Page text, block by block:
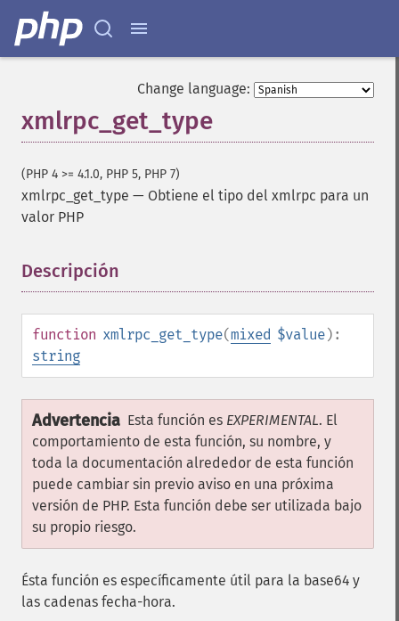
Change language:
xmlrpc_get_type
(PHP 4 >= 4.1.0, PHP 5, PHP 7)
xmlrpc_get_type — Obtiene el tipo del xmlrpc para un
valor PHP
Descripción
function xmlrpc_get_type(mixed $value):
string
Advertencia Esta función es EXPERIMENTAL. El
comportamiento de esta función, su nombre, y
toda la documentación alrededor de esta función
puede cambiar sin previo aviso en una próxima
versión de PHP. Esta función debe ser utilizada bajo
su propio riesgo.
Ésta función es específicamente útil para la base64 y
las cadenas fecha-hora.